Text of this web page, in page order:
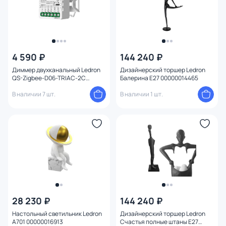
4 590 ₽
Диммер двухканальный Ledron
QS-Zigbee-D06-TRIAC-2C
В наличии 7 шт.
144 240 ₽
Дизайнерский торшер Ledron
Балерина E27 00000014465
В наличии 1 шт.
28 230 ₽
Настольный светильник Ledron
A701 00000016913
144 240 ₽
Дизайнерский торшер Ledron
Счастья полные штаны E27